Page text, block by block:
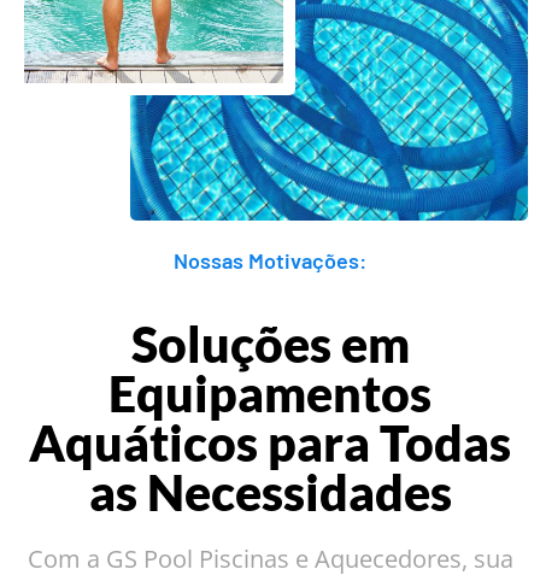
Nossas Motivações:
Soluções em
Equipamentos
Aquáticos para Todas
as Necessidades
Com a GS Pool Piscinas e Aquecedores, sua